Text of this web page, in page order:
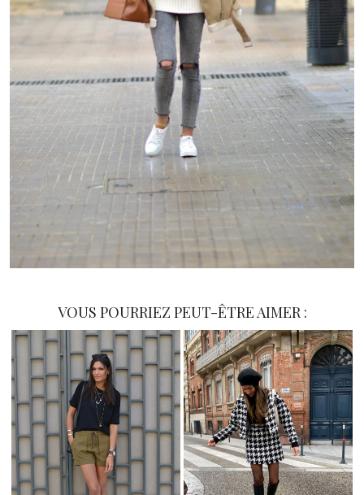
VOUS POURRIEZ PEUT-ÊTRE AIMER :